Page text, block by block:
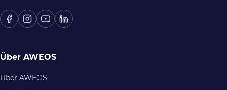
Über AWEOS
Über AWEOS